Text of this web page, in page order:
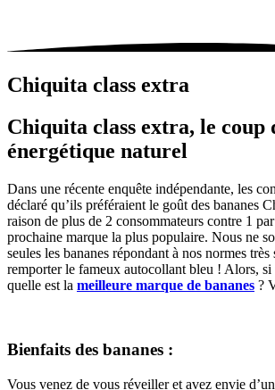
Chiquita class extra
Chiquita class extra, le coup
énergétique naturel
Dans une récente enquête indépendante, les
déclaré qu’ils préféraient le goût des bananes
raison de plus de 2 consommateurs contre 1
prochaine marque la plus populaire. Nous ne
seules les bananes répondant à nos normes
remporter le fameux autocollant bleu ! Alors, si
quelle est la meilleure marque de bananes ?
Bienfaits des bananes :
Vous venez de vous réveiller et avez envie d’un